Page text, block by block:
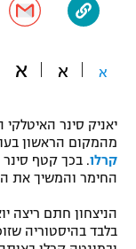
"מחצית
תקנון משתתפים
תקנון עבור
תקנון עבור פעילות
טניס
ספורט מוטורי
כדורמים
פוטבול אמריקאי NFL
בייסבול MLB
א א א
יאניק סינר
מהמקום הראשון
קרלו. בכך קטף
החימר והמשיך את
הניצחון חתם ריצה
בלבד בהיסטוריה